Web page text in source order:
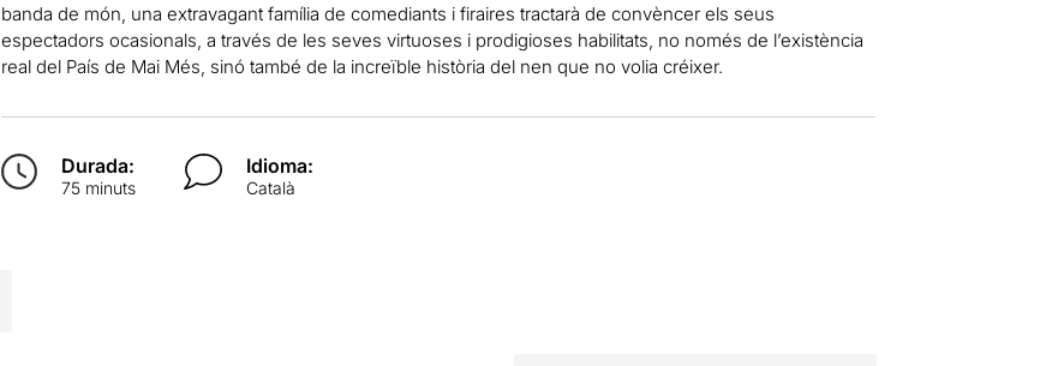
banda de món, una extravagant família de comediants i firaires tractarà de convèncer els seus
espectadors ocasionals, a través de les seves virtuoses i prodigioses habilitats, no només de l’existència
real del País de Mai Més, sinó també de la increïble història del nen que no volia créixer.
Durada:
75 minuts
Idioma:
Català